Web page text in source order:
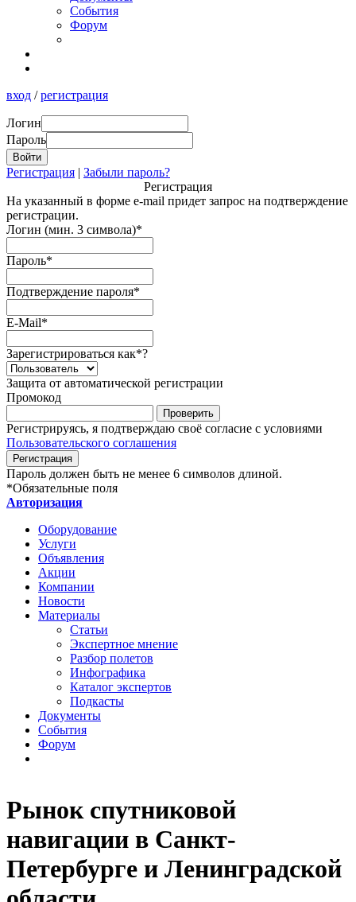
Рынок спутниковой
навигации в Санкт-
Петербурге и Ленинградской
События
Форум
вход /регистрация
Логин
Пароль
Регистрация | Забыли пароль?
Регистрация
На указанный в форме e-mail придет запрос на подтверждение
регистрации.
Логин (мин. 3 символа)*
Пароль*
Подтверждение пароля*
E-Mail*
Зарегистрироваться как*?
Защита от автоматической регистрации
Промокод
Регистрируясь, я подтверждаю своё согласие с условиями
Пользовательского соглашения
Пароль должен быть не менее 6 символов длиной.
*Обязательные поля
Авторизация
Оборудование
Услуги
Объявления
Акции
Компании
Новости
Материалы
Статьи
Экспертное мнение
Разбор полетов
Инфографика
Каталог экспертов
Подкасты
Документы
События
Форум